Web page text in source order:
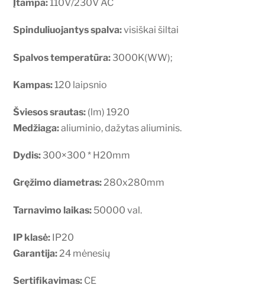
Įtampa:110V/230V AC
Spinduliuojantys spalva:visiškai šiltai
Spalvos temperatūra: 3000K(WW);
Kampas: 120 laipsnio
Šviesos srautas: (lm) 1920
Medžiaga:aliuminio, dažytas aliuminis.
Dydis: 300×300 * H20mm
Gręžimo diametras:280x280mm
Tarnavimo laikas: 50000 val.
IP klasė: IP20
Garantija: 24 mėnesių
Sertifikavimas: CE